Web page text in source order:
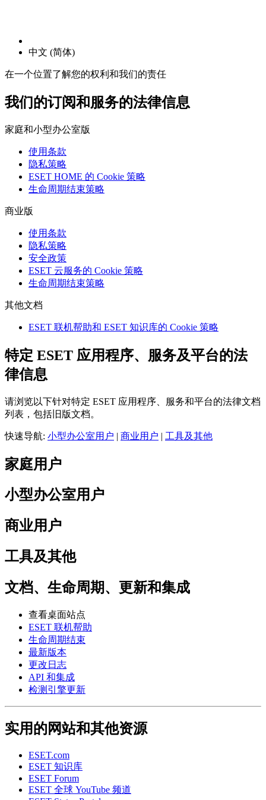
中文 (简体)
在一个位置了解您的权利和我们的责任
我们的订阅和服务的法律信息
家庭和小型办公室版
使用条款
隐私策略
ESET HOME 的 Cookie 策略
生命周期结束策略
商业版
使用条款
隐私策略
安全政策
ESET 云服务的 Cookie 策略
生命周期结束策略
其他文档
ESET 联机帮助和 ESET 知识库的 Cookie 策略
特定 ESET 应用程序、服务及平台的法
律信息
请浏览以下针对特定 ESET 应用程序、服务和平台的法律文档
列表，包括旧版文档。
快速导航: 小型办公室用户 | 商业用户 | 工具及其他
家庭用户
小型办公室用户
商业用户
工具及其他
文档、生命周期、更新和集成
查看桌面站点
ESET 联机帮助
生命周期结束
最新版本
更改日志
API 和集成
检测引擎更新
实用的网站和其他资源
ESET.com
ESET 知识库
ESET Forum
ESET 全球 YouTube 频道